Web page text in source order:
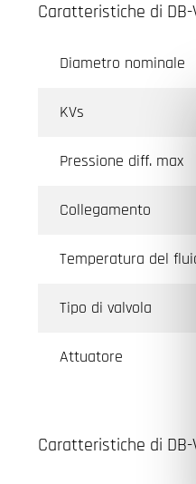
Caratteristiche di DB-
Diametro nominale
KVs
Pressione diff. max
Collegamento
Temperatura del
Tipo di valvola
Attuatore
Caratteristiche di